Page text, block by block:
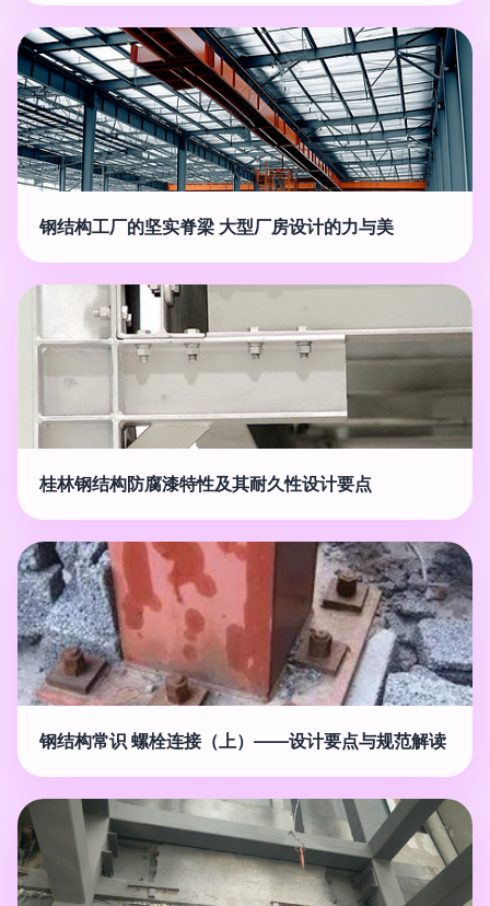
钢结构工厂的坚实脊梁 大型厂房设计的力与美
桂林钢结构防腐漆特性及其耐久性设计要点
钢结构常识 螺栓连接（上）——设计要点与规范解读